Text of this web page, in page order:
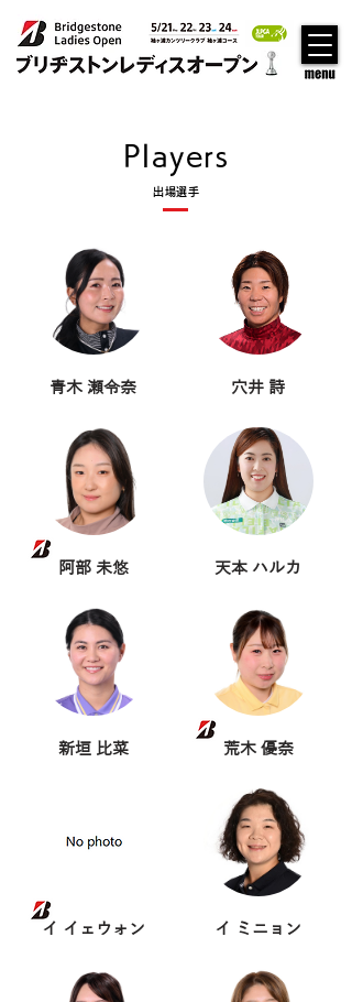
Players
出場選手
青木 瀬令奈
阿部 未悠
新垣 比菜
イ イェウォン
穴井 詩
天本 ハルカ
荒木 優奈
イ ミニョン